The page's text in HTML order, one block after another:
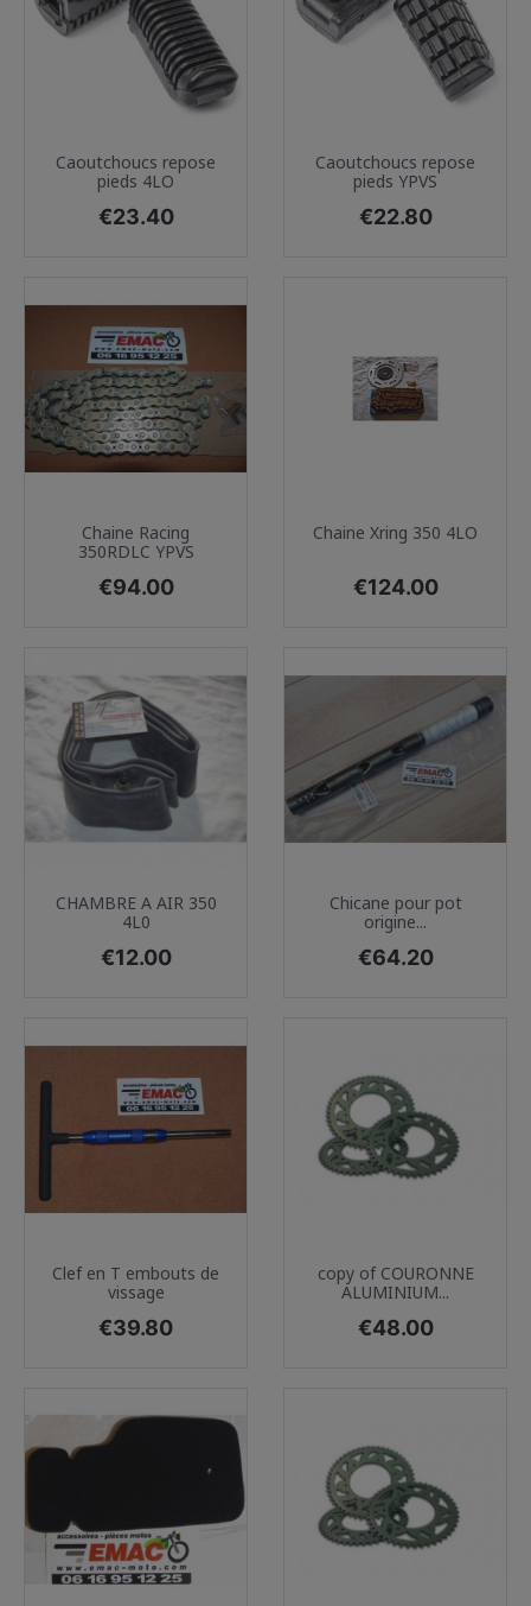
Caoutchoucs repose
pieds 4LO
Price
€23.40
Caoutchoucs repose
pieds YPVS
Price
€22.80
Chaine Racing
350RDLC YPVS
Price
€94.00
Chaine Xring 350 4LO
Price
€124.00
CHAMBRE A AIR 350
4L0
Price
€12.00
Chicane pour pot
origine...
Price
€64.20
Clef en T embouts de
vissage
Price
€39.80
copy of COURONNE
ALUMINIUM...
Price
€48.00